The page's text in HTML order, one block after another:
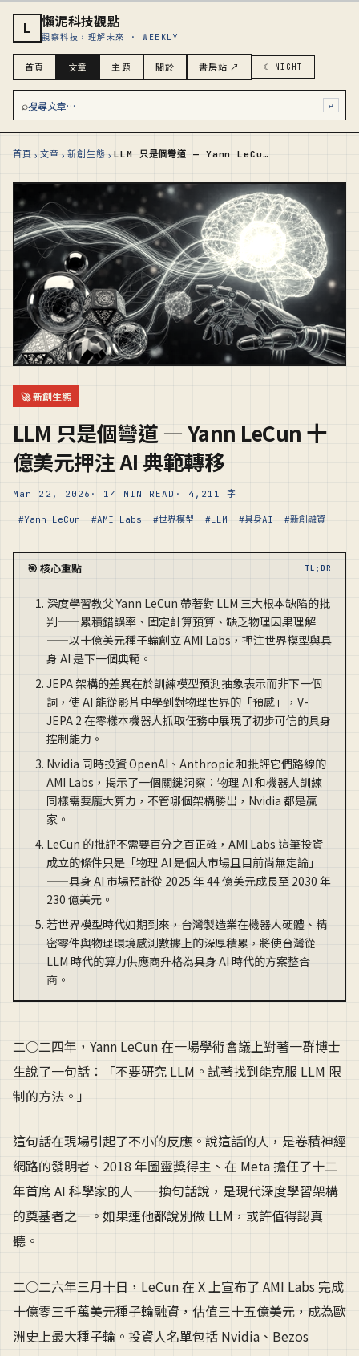
L 懶泥科技觀點
觀察科技，理解未來 · WEEKLY
⌕搜尋文章… ↵
首頁 文章 主題 關於 書房站 ↗ ☾ NIGHT
首頁 › 文章 › 新創生態 › LLM 只是個彎道 — Yann LeCun 十億美元押注 AI 典範轉移
🚀 新創生態
LLM 只是個彎道 — Yann LeCun 十
億美元押注 AI 典範轉移
Mar 22, 2026 · 14 MIN READ · 4,211 字
#Yann LeCun #AMI Labs #世界模型 #LLM #具身AI #新創融資
🎯 核心重點 TL;DR
深度學習教父 Yann LeCun 帶著對 LLM 三大根本缺陷的批
判——累積錯誤率、固定計算預算、缺乏物理因果理解
——以十億美元種子輪創立 AMI Labs，押注世界模型與具
身 AI 是下一個典範。
JEPA 架構的差異在於訓練模型預測抽象表示而非下一個
詞，使 AI 能從影片中學到對物理世界的「預感」，V-
JEPA 2 在零樣本機器人抓取任務中展現了初步可信的具身
控制能力。
Nvidia 同時投資 OpenAI、Anthropic 和批評它們路線的
AMI Labs，揭示了一個關鍵洞察：物理 AI 和機器人訓練
同樣需要龐大算力，不管哪個架構勝出，Nvidia 都是贏
家。
LeCun 的批評不需要百分之百正確，AMI Labs 這筆投資
成立的條件只是「物理 AI 是個大市場且目前尚無定論」
——具身 AI 市場預計從 2025 年 44 億美元成長至 2030 年
230 億美元。
若世界模型時代如期到來，台灣製造業在機器人硬體、精
密零件與物理環境感測數據上的深厚積累，將使台灣從
LLM 時代的算力供應商升格為具身 AI 時代的方案整合
商。
二○二四年，Yann LeCun 在一場學術會議上對著一群博士
生說了一句話：「不要研究 LLM。試著找到能克服 LLM 限
制的方法。」
這句話在現場引起了不小的反應。說這話的人，是卷積神經
網路的發明者、2018 年圖靈獎得主、在 Meta 擔任了十二
年首席 AI 科學家的人——換句話說，是現代深度學習架構
的奠基者之一。如果連他都說別做 LLM，或許值得認真
聽。
二○二六年三月十日，LeCun 在 X 上宣布了 AMI Labs 完成
十億零三千萬美元種子輪融資，估值三十五億美元，成為歐
洲史上最大種子輪。投資人名單包括 Nvidia、Bezos